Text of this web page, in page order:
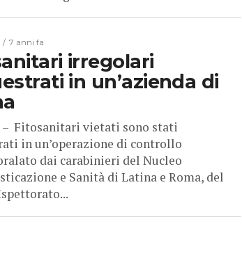
7 anni fa
irregolari
in un’azienda di
– Fitosanitari vietati sono stati
in un’operazione di controllo
dai carabinieri del Nucleo
e Sanità di Latina e Roma, del